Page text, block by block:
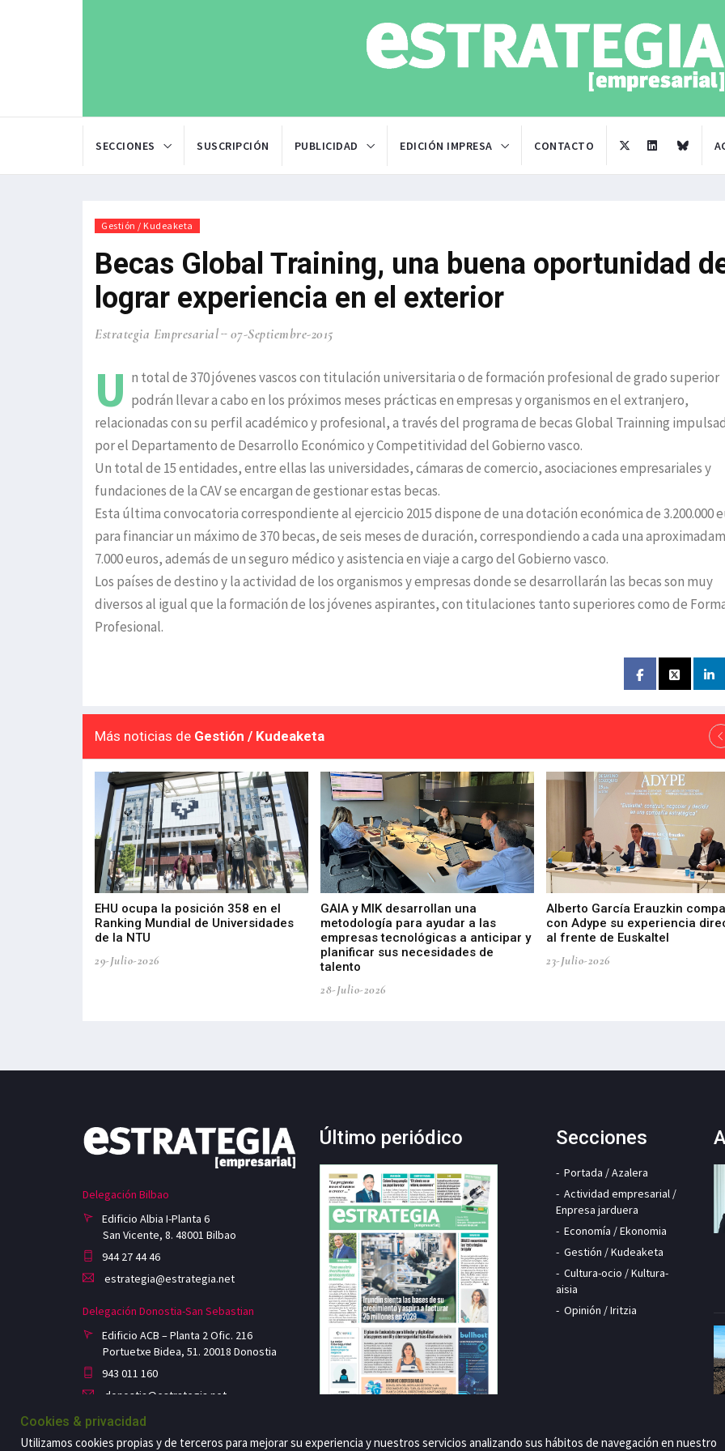
SECCIONES SUSCRIPCIÓN PUBLICIDAD EDICIÓN IMPRESA CONTACTO
Gestión / Kudeaketa
Becas Global Training, una buena oportunidad
lograr experiencia en el exterior
Estrategia Empresarial 07-Septiembre-2015
U n total de 370 jóvenes vascos con titulación universitaria o de formación profesional de grado superior
podrán llevar a cabo en los próximos meses prácticas en empresas y organismos en el extranjero,
relacionadas con su perfil académico y profesional, a través del programa de becas Global Trainning
por el Departamento de Desarrollo Económico y Competitividad del Gobierno vasco.
Un total de 15 entidades, entre ellas las universidades, cámaras de comercio, asociaciones empresariales y
fundaciones de la CAV se encargan de gestionar estas becas.
Esta última convocatoria correspondiente al ejercicio 2015 dispone de una dotación económica de 3.200.000
para financiar un máximo de 370 becas, de seis meses de duración, correspondiendo a cada una
7.000 euros, además de un seguro médico y asistencia en viaje a cargo del Gobierno vasco.
Los países de destino y la actividad de los organismos y empresas donde se desarrollarán las becas son muy
diversos al igual que la formación de los jóvenes aspirantes, con titulaciones tanto superiores como de
Profesional.
Más noticias de Gestión / Kudeaketa
EHU ocupa la posición 358 en el
Ranking Mundial de Universidades
de la NTU
29-Julio-2026
GAIA y MIK desarrollan una
metodología para ayudar a las
empresas tecnológicas a anticipar y
planificar sus necesidades de
talento
28-Julio-2026
Alberto García Erauzkin
con Adype su experiencia
al frente de Euskaltel
23-Julio-2026
Delegación Bilbao
Edificio Albia I-Planta 6
San Vicente, 8. 48001 Bilbao
944 27 44 46
estrategia@estrategia.net
Delegación Donostia-San Sebastian
Edificio ACB – Planta 2 Ofic. 216
Portuetxe Bidea, 51. 20018 Donostia
943 011 160
donostia@estrategia.net
Último periódico Secciones
Portada / Azalera
Actividad empresarial /
Enpresa jarduera
Economía / Ekonomia
Gestión / Kudeaketa
Cultura-ocio / Kultura-
aisia
Opinión / Iritzia
Cookies & privacidad
Utilizamos cookies propias y de terceros para mejorar su experiencia y nuestros servicios analizando sus hábitos de navegación en nuestro